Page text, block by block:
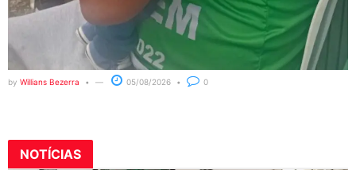
by Willians Bezerra 05/08/2026 0
NOTÍCIAS